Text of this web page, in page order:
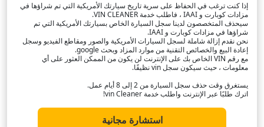
إذا كنت ترغب في الحفاظ على سرية تاريخ سيارتك الأمريكية التي تم شراؤها في
مزادات كوبارت و IAAI ، فاطلب خدمة VIN CLEANER.
سيحذف المتخصصون لدينا سجل السيارة الخاص بسيارتك الأمريكية التي تم
شراؤها في مزادات كوبارت و IAAI.
نحن نقدم إزالة شاملة لسجل السيارات الأمريكية والصور ومقاطع الفيديو وسجل
إعادة البيع والخصائص التقنية من موارد المزاد وبحث google.
مع رقم VIN الخاص بك على الإنترنت لن يكون من الممكن العثور على أي
معلومات ، حيث سيكون سجل vin نظيفًا.
يستغرق وقت حذف سجل السيارة من 2 إلى 8 أيام عمل.
اترك طلبًا عبر الإنترنت واطلب خدمة vin Cleaner!
استشارة مجانية